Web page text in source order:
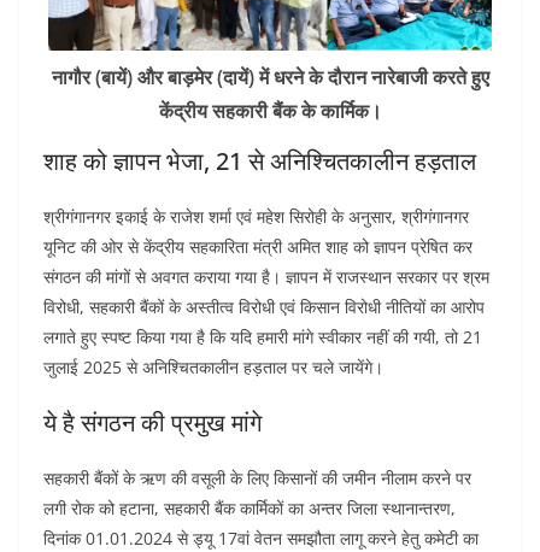
नागौर (बायें) और बाड़मेर (दायें) में धरने के दौरान नारेबाजी करते हुए
केंद्रीय सहकारी बैंक के कार्मिक।
शाह को ज्ञापन भेजा, 21 से अनिश्चितकालीन हड़ताल
श्रीगंगानगर इकाई के राजेश शर्मा एवं महेश सिरोही के अनुसार, श्रीगंगानगर
यूनिट की ओर से केंद्रीय सहकारिता मंत्री अमित शाह को ज्ञापन प्रेषित कर
संगठन की मांगों से अवगत कराया गया है। ज्ञापन में राजस्थान सरकार पर श्रम
विरोधी, सहकारी बैंकों के अस्तीत्व विरोधी एवं किसान विरोधी नीतियों का आरोप
लगाते हुए स्पष्ट किया गया है कि यदि हमारी मांगे स्वीकार नहीं की गयी, तो 21
जुलाई 2025 से अनिश्चितकालीन हड़ताल पर चले जायेंगे।
ये है संगठन की प्रमुख मांगे
सहकारी बैंकों के ऋण की वसूली के लिए किसानों की जमीन नीलाम करने पर
लगी रोक को हटाना, सहकारी बैंक कार्मिकों का अन्तर जिला स्थानान्तरण,
दिनांक 01.01.2024 से ड्यू 17वां वेतन समझौता लागू करने हेतु कमेटी का